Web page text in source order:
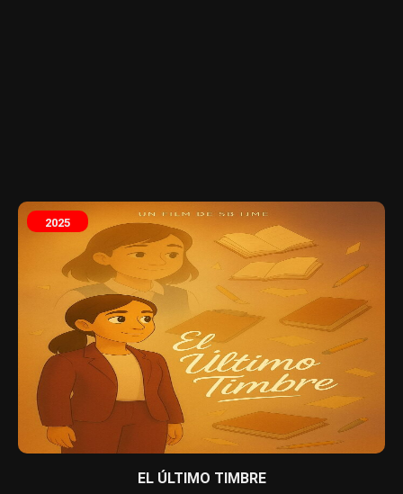
2025
EL ÚLTIMO TIMBRE